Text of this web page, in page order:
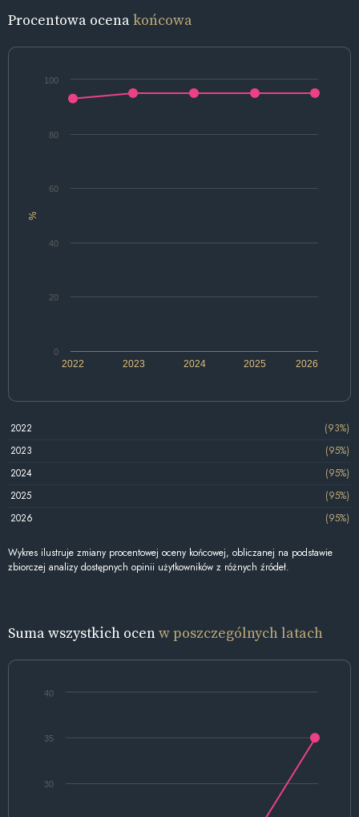
Procentowa ocenakońcowa
%
2022 2024 2026
2023 2025
0
20
40
60
80
100
2022
(93%)
2023
(95%)
2024
(95%)
2025
(95%)
2026
(95%)
Wykres ilustruje zmiany procentowej oceny końcowej, obliczanej na podstawie
zbiorczej analizy dostępnych opinii użytkowników z różnych źródeł.
Suma wszystkich ocenw poszczególnych latach
30
35
40